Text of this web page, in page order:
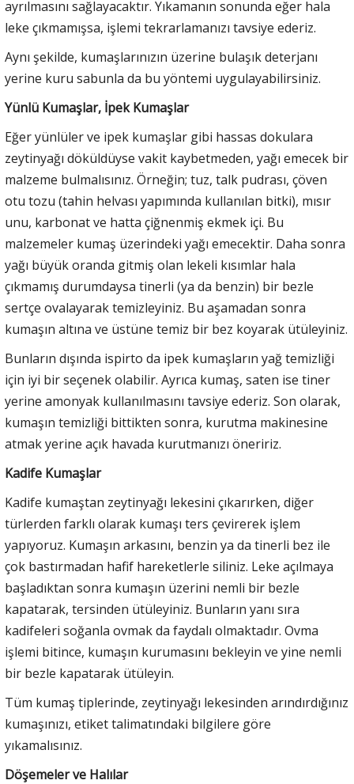
ayrılmasını sağlayacaktır. Yıkamanın sonunda eğer hala
leke çıkmamışsa, işlemi tekrarlamanızı tavsiye ederiz.
Aynı şekilde, kumaşlarınızın üzerine bulaşık deterjanı
yerine kuru sabunla da bu yöntemi uygulayabilirsiniz.
Yünlü Kumaşlar, İpek Kumaşlar
Eğer yünlüler ve ipek kumaşlar gibi hassas dokulara
zeytinyağı döküldüyse vakit kaybetmeden, yağı emecek bir
malzeme bulmalısınız. Örneğin; tuz, talk pudrası, çöven
otu tozu (tahin helvası yapımında kullanılan bitki), mısır
unu, karbonat ve hatta çiğnenmiş ekmek içi. Bu
malzemeler kumaş üzerindeki yağı emecektir. Daha sonra
yağı büyük oranda gitmiş olan lekeli kısımlar hala
çıkmamış durumdaysa tinerli (ya da benzin) bir bezle
sertçe ovalayarak temizleyiniz. Bu aşamadan sonra
kumaşın altına ve üstüne temiz bir bez koyarak ütüleyiniz.
Bunların dışında ispirto da ipek kumaşların yağ temizliği
için iyi bir seçenek olabilir. Ayrıca kumaş, saten ise tiner
yerine amonyak kullanılmasını tavsiye ederiz. Son olarak,
kumaşın temizliği bittikten sonra, kurutma makinesine
atmak yerine açık havada kurutmanızı öneririz.
Kadife Kumaşlar
Kadife kumaştan zeytinyağı lekesini çıkarırken, diğer
türlerden farklı olarak kumaşı ters çevirerek işlem
yapıyoruz. Kumaşın arkasını, benzin ya da tinerli bez ile
çok bastırmadan hafif hareketlerle siliniz. Leke açılmaya
başladıktan sonra kumaşın üzerini nemli bir bezle
kapatarak, tersinden ütüleyiniz. Bunların yanı sıra
kadifeleri soğanla ovmak da faydalı olmaktadır. Ovma
işlemi bitince, kumaşın kurumasını bekleyin ve yine nemli
bir bezle kapatarak ütüleyin.
Tüm kumaş tiplerinde, zeytinyağı lekesinden arındırdığınız
kumaşınızı, etiket talimatındaki bilgilere göre
yıkamalısınız.
Döşemeler ve Halılar